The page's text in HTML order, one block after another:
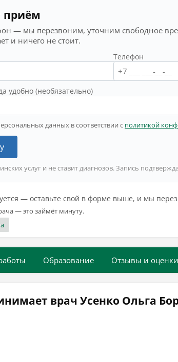
приём
— мы перезвоним, уточним свободное
и ничего не стоит.
Телефон
удобно (необязательно)
данных в соответствии с политикой
услуг и не ставит диагнозов. Запись
— оставьте свой в форме выше, и мы
— это займёт минуту.
Образование Отзывы и оценки
врач Усенко Ольга